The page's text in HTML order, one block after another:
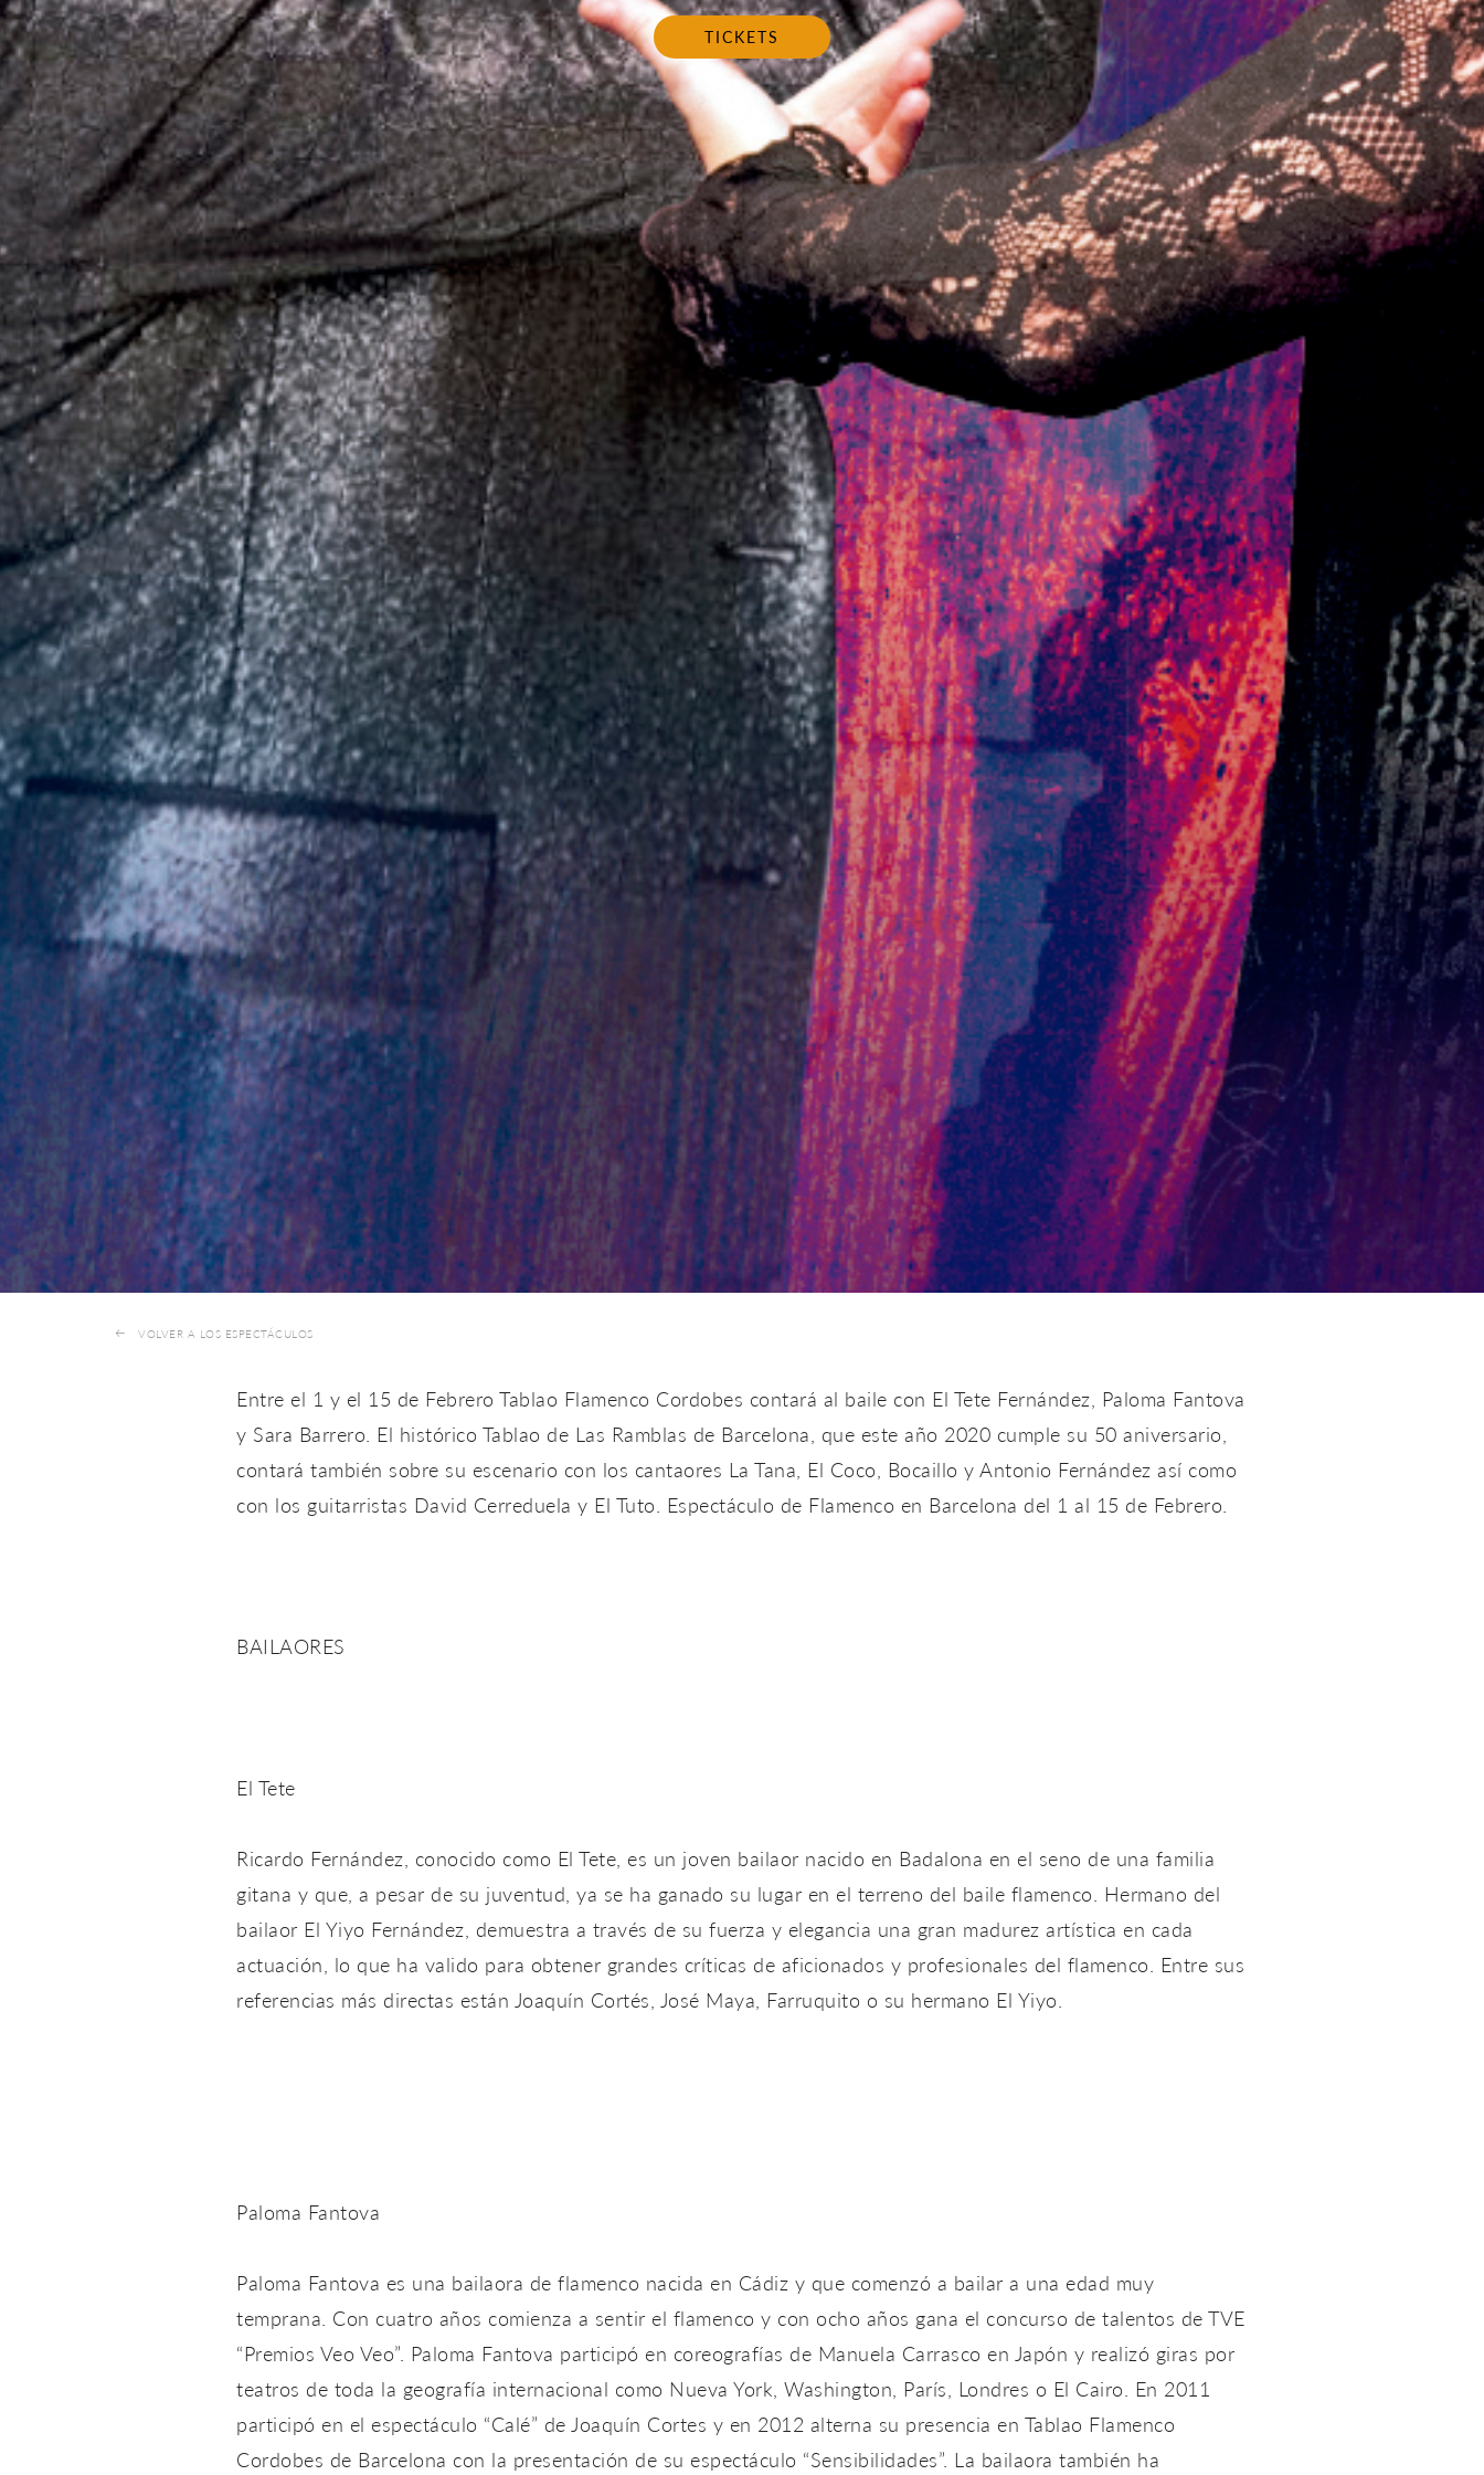
TICKETS
VOLVER A LOS ESPECTÁCULOS
Entre el 1 y el 15 de Febrero Tablao Flamenco Cordobes contará al baile con El Tete Fernández, Paloma Fantova
y Sara Barrero. El histórico Tablao de Las Ramblas de Barcelona, que este año 2020 cumple su 50 aniversario,
contará también sobre su escenario con los cantaores La Tana, El Coco, Bocaillo y Antonio Fernández así como
con los guitarristas David Cerreduela y El Tuto. Espectáculo de Flamenco en Barcelona del 1 al 15 de Febrero.
BAILAORES
El Tete
Ricardo Fernández, conocido como El Tete, es un joven bailaor nacido en Badalona en el seno de una familia
gitana y que, a pesar de su juventud, ya se ha ganado su lugar en el terreno del baile flamenco. Hermano del
bailaor El Yiyo Fernández, demuestra a través de su fuerza y elegancia una gran madurez artística en cada
actuación, lo que ha valido para obtener grandes críticas de aficionados y profesionales del flamenco. Entre sus
referencias más directas están Joaquín Cortés, José Maya, Farruquito o su hermano El Yiyo.
Paloma Fantova
Paloma Fantova es una bailaora de flamenco nacida en Cádiz y que comenzó a bailar a una edad muy
temprana. Con cuatro años comienza a sentir el flamenco y con ocho años gana el concurso de talentos de TVE
“Premios Veo Veo”. Paloma Fantova participó en coreografías de Manuela Carrasco en Japón y realizó giras por
teatros de toda la geografía internacional como Nueva York, Washington, París, Londres o El Cairo. En 2011
participó en el espectáculo “Calé” de Joaquín Cortes y en 2012 alterna su presencia en Tablao Flamenco
Cordobes de Barcelona con la presentación de su espectáculo “Sensibilidades”. La bailaora también ha